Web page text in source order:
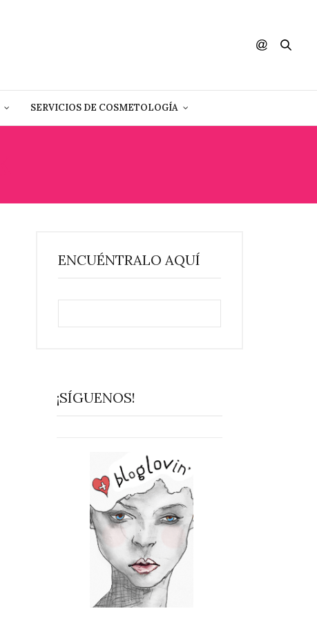
SERVICIOS DE COSMETOLOGÍA
ENCUÉNTRALO AQUÍ
¡SÍGUENOS!